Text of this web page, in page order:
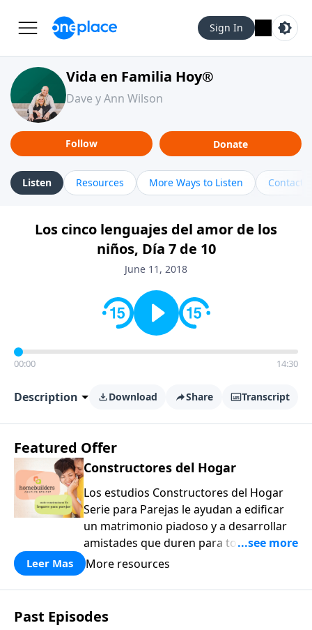
Sign In
Vida en Familia Hoy®
Dave y Ann Wilson
Follow Donate
Listen Resources More Ways to Listen Contact
Los cinco lenguajes del amor de los
niños, Día 7 de 10
June 11, 2018
00:00 14:30
Description Download Share Transcript
Featured Offer
Constructores del Hogar
Los estudios Constructores del Hogar
Serie para Parejas le ayudan a edificar
un matrimonio piadoso y a desarrollar
amistades que duren para toda la vida.
¡Únase a uno de los estudios de grupos
a casa los principios de la Palabra de
Dios para compartirlos con su familia,
su iglesia y su comunidad!
Leer Mas More resources
Past Episodes